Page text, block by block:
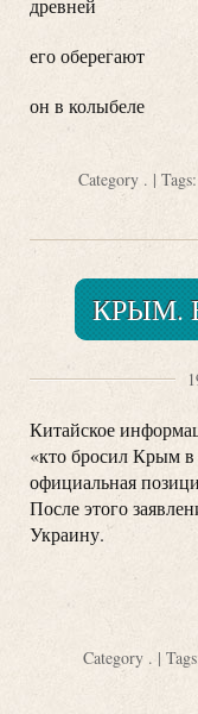
его оберегают
он в колыбеле
Category . | Tags:
КРЫМ.
Китайское
«кто бросил Крым в
официальная
После этого
Украину.
Category . |